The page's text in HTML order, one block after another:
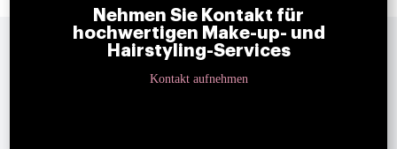
Nehmen Sie Kontakt für
hochwertigen Make-up- und
Hairstyling-Services
Kontakt aufnehmen